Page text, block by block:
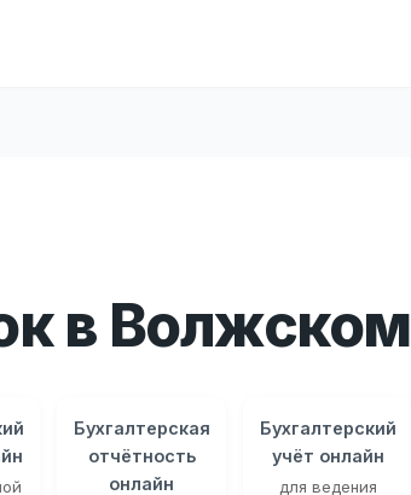
в Волжском
Бухгалтерская
отчётность
онлайн
Бухгалтерский
учёт онлайн
для ведения